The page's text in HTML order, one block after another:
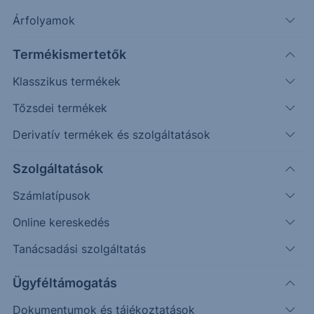
Árfolyamok
Termékismertetők
Klasszikus termékek
Tőzsdei termékek
Derivatív termékek és szolgáltatások
Szolgáltatások
Számlatípusok
Online kereskedés
Tanácsadási szolgáltatás
Ügyféltámogatás
Dokumentumok és tájékoztatások
Véletlenszerű Csökkenés
Freeport-McMoRan Inc.
Visszahívási korlát / Kupon korlát
One Star Effect korlát
75%
100%
125%